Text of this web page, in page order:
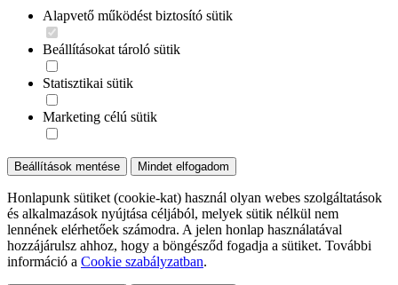
Alapvető működést biztosító sütik
Beállításokat tároló sütik
Statisztikai sütik
Marketing célú sütik
Beállítások mentése Mindet elfogadom
Honlapunk sütiket (cookie-kat) használ olyan webes szolgáltatások
és alkalmazások nyújtása céljából, melyek sütik nélkül nem
lennének elérhetőek számodra. A jelen honlap használatával
hozzájárulsz ahhoz, hogy a böngésződ fogadja a sütiket. További
információ a Cookie szabályzatban.